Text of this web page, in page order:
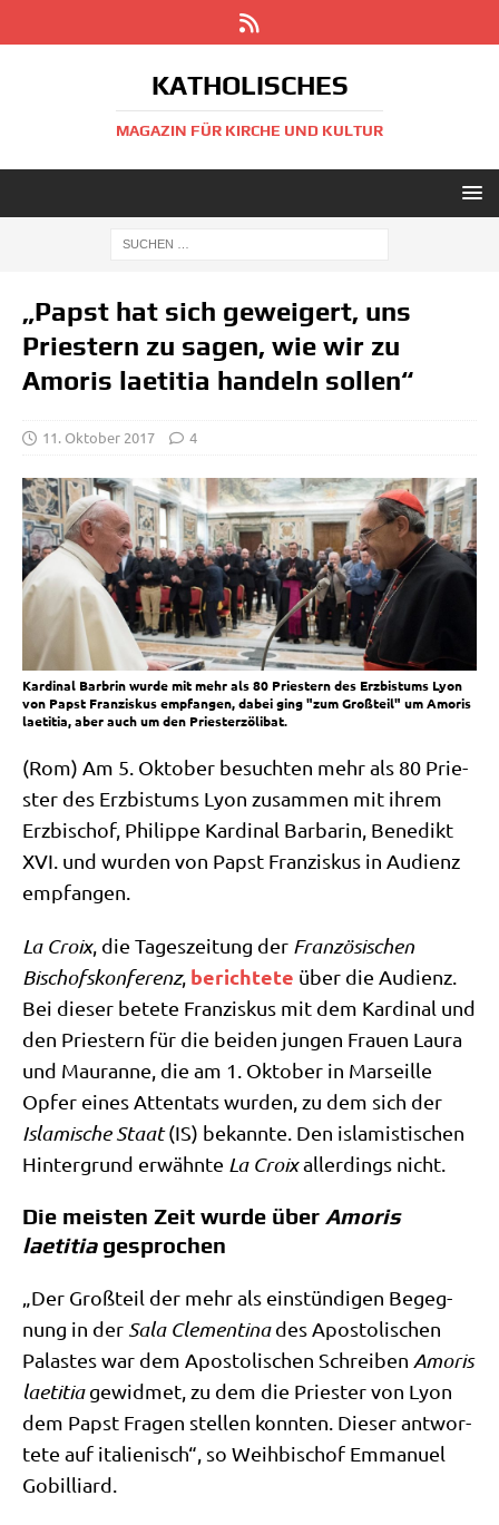
KATHOLISCHES
MAGAZIN FÜR KIRCHE UND KULTUR
„Papst hat sich geweigert, uns
Priestern zu sagen, wie wir zu
Amoris laetitia handeln sollen“
11. Oktober 2017 4
Kardinal Barbrin wurde mit mehr als 80 Priestern des Erzbistums Lyon
von Papst Franziskus empfangen, dabei ging "zum Großteil" um Amoris
laetitia, aber auch um den Priesterzölibat.
(Rom) Am 5. Okto­ber besuch­ten mehr als 80 Prie­
ster des Erz­bis­tums Lyon zusam­men mit ihrem
Erz­bi­schof, Phil­ip­pe Kar­di­nal Bar­ba­rin, Bene­dikt
XVI. und wur­den von Papst Fran­zis­kus in Audi­enz
empfangen.
La Croix, die Tages­zei­tung der Fran­zö­si­schen
Bischofs­kon­fe­renz, berich­te­te über die Audi­enz.
Bei die­ser bete­te Fran­zis­kus mit dem Kar­di­nal und
den Prie­stern für die bei­den jun­gen Frau­en Lau­ra
und Mauranne, die am 1. Okto­ber in Mar­seil­le
Opfer eines Atten­tats wur­den, zu dem sich der
Isla­mi­sche Staat(IS) bekann­te. Den isla­mi­sti­schen
Hin­ter­grund erwähn­te La Croixaller­dings nicht.
Die meisten Zeit wurde über Amoris
laetitiagesprochen
„Der Groß­teil der mehr als ein­stün­di­gen Begeg­
nung in der Sala Cle­men­ti­nades Apo­sto­li­schen
Pala­stes war dem Apo­sto­li­schen Schrei­ben Amo­ris
lae­ti­tiagewid­met, zu dem die Prie­ster von Lyon
dem Papst Fra­gen stel­len konn­ten. Die­ser ant­wor­
te­te auf ita­lie­nisch“, so Weih­bi­schof Emma­nu­el
Gobilliard.